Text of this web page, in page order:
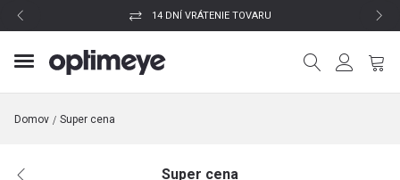
14 DNÍ VRÁTENIE TOVARU
Domov Super cena
Super cena